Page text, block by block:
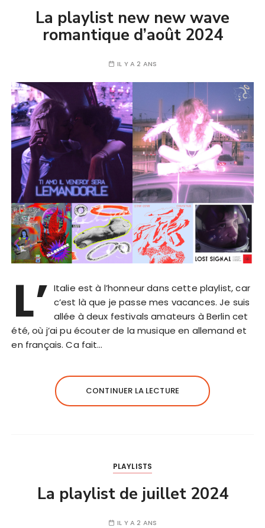
La playlist new new wave
romantique d’août 2024
IL Y A 2 ANS
L’ Italie est à l’honneur dans cette playlist, car
c’est là que je passe mes vacances. Je suis
allée à deux festivals amateurs à Berlin cet
été, où j’ai pu écouter de la musique en allemand et
en français. Ca fait…
CONTINUER LA LECTURE
PLAYLISTS
La playlist de juillet 2024
IL Y A 2 ANS